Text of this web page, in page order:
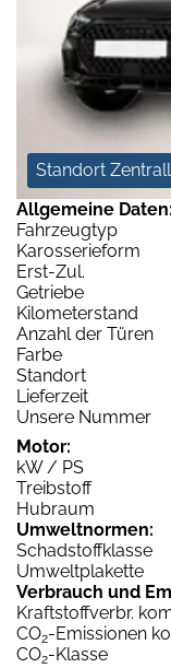
Standort
Allgemeine Daten:
Fahrzeugtyp
Karosserieform
Erst-Zul.
Getriebe
Kilometerstand
Anzahl der Türen
Farbe
Standort
Lieferzeit
Unsere Nummer
Motor:
kW / PS
Treibstoff
Hubraum
Umweltnormen:
Schadstoffklasse
Umweltplakette
Verbrauch und
Kraftstoffverbr.
CO2-Emissionen
CO2-Klasse